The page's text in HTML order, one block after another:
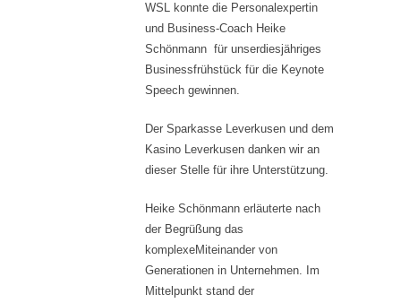
WSL konnte die Personalexpertin
und Business-Coach Heike
Schönmann für unserdiesjähriges
Businessfrühstück für die Keynote
Speech gewinnen.
Der Sparkasse Leverkusen und dem
Kasino Leverkusen danken wir an
dieser Stelle für ihre Unterstützung.
Heike Schönmann erläuterte nach
der Begrüßung das
komplexeMiteinander von
Generationen in Unternehmen. Im
Mittelpunkt stand der